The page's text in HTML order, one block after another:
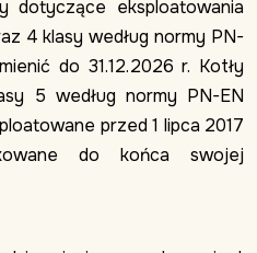
dotyczące eksploatowania
4 klasy według normy PN-
do 31.12.2026 r. Kotły
5 według normy PN-EN
przed 1 lipca 2017
do końca swojej